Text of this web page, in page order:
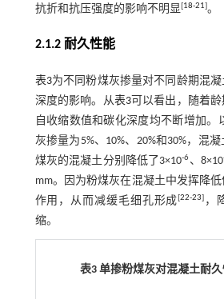
抗折和抗压强度的影响不明显[18-21]。
2.1.2 耐久性能
表3为不同粉煤灰掺量对不同龄期混
深度的影响。从表3可以看出，随着
自收缩数值和碳化深度均不断增加。
灰掺量为5%、10%、20%和30%，混
煤灰的混凝土分别降低了3×10-6、8×10
mm。因为粉煤灰在混凝土中发挥降
作用，从而减缓毛细孔形成[22-23] ，
缩。
表3 单掺粉煤灰对混凝土耐